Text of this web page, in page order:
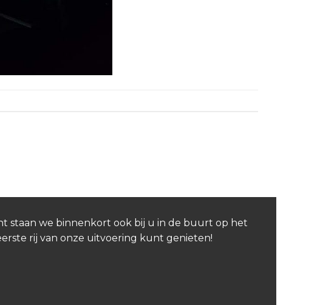
staan we binnenkort ook bij u in de buurt op het
rij van onze uitvoering kunt genieten!